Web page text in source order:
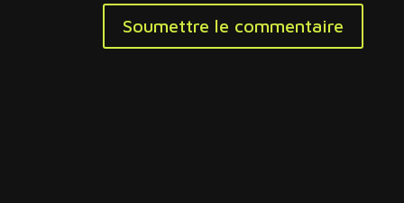
Soumettre le commentaire